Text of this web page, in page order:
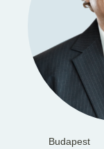
Budapest